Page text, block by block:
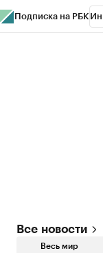
Подписка на РБК
Все новости
Весь мир